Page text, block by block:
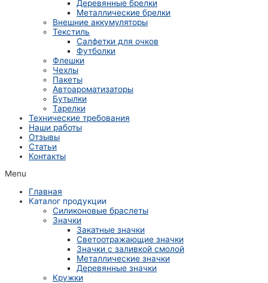
Деревянные брелки
Металлические брелки
Внешние аккумуляторы
Текстиль
Салфетки для очков
Футболки
Флешки
Чехлы
Пакеты
Автоароматизаторы
Бутылки
Тарелки
Технические требования
Наши работы
Отзывы
Статьи
Контакты
Menu
Главная
Каталог продукции
Силиконовые браслеты
Значки
Закатные значки
Светоотражающие значки
Значки с заливкой смолой
Металлические значки
Деревянные значки
Кружки